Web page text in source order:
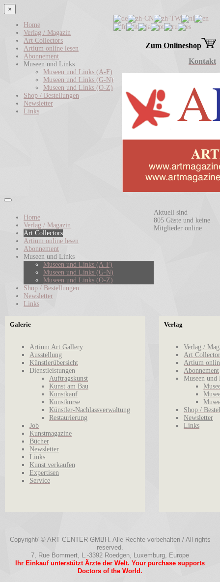
×
Home
Verlag / Magazin
Art Collectors
Artium online lesen
Abonnement
Museen und Links
Museen und Links (A-F)
Museen und Links (G-N)
Museen und Links (O-Z)
Shop / Bestellungen
Newsletter
Links
Zum Onlineshop
Kontakt
Home
Verlag / Magazin
Art Collectors
Artium online lesen
Abonnement
Museen und Links
Museen und Links (A-F)
Museen und Links (G-N)
Museen und Links (O-Z)
Shop / Bestellungen
Newsletter
Links
Aktuell sind
805 Gäste und keine
Mitglieder online
Galerie
Artium Art Gallery
Ausstellung
Künstlerübersicht
Dienstleistungen
Auftragskunst
Kunst am Bau
Kunstkauf
Kunstkurse
Künstler-Nachlassverwaltung
Restaurierung
Job
Kunstmagazine
Bücher
Newsletter
Links
Kunst verkaufen
Expertisen
Service
Verlag
Verlag /
Art
Artium
Abonnement
Museen und
Shop /
Newsletter
Links
Copyright/ © ART CENTER GMBH. Alle Rechte vorbehalten / All rights
reserved.
7, Rue Bommert, L.-3392 Roedgen, Luxemburg, Europe
Ihr Einkauf unterstützt Ärzte der Welt. Your purchase supports
Doctors of the World.